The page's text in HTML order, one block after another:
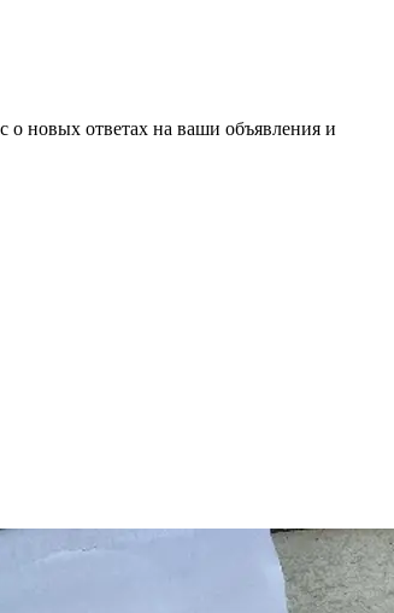
о новых ответах на ваши объявления и